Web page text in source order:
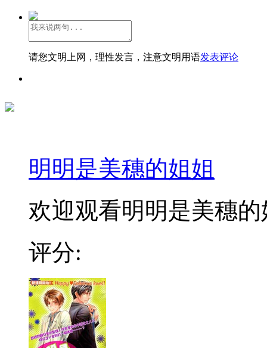
请您文明上网，理性发言，注意文明用语发表评论
明明是美穗的姐姐
欢迎观看明明是美穗
评分: